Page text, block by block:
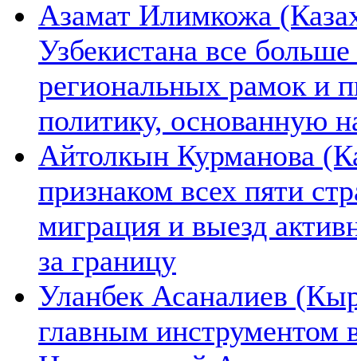
Азамат Илимкожа
Узбекистана все
региональных рамок и
политику, основанную
Айтолкын Курманова
признаком всех пяти
миграция и выезд
за границу
Уланбек Асаналиев
главным инструментом